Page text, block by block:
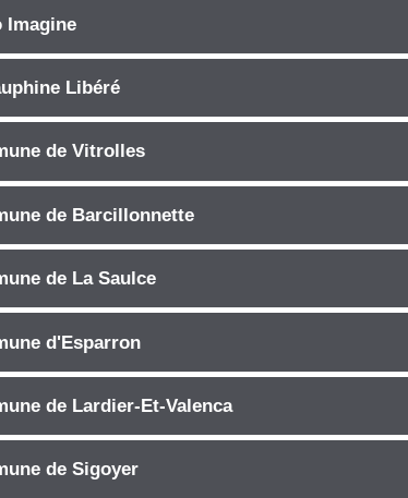
Imagine
Libéré
de Vitrolles
de Barcillonnette
de La Saulce
d'Esparron
de Lardier-Et-Valenca
de Sigoyer